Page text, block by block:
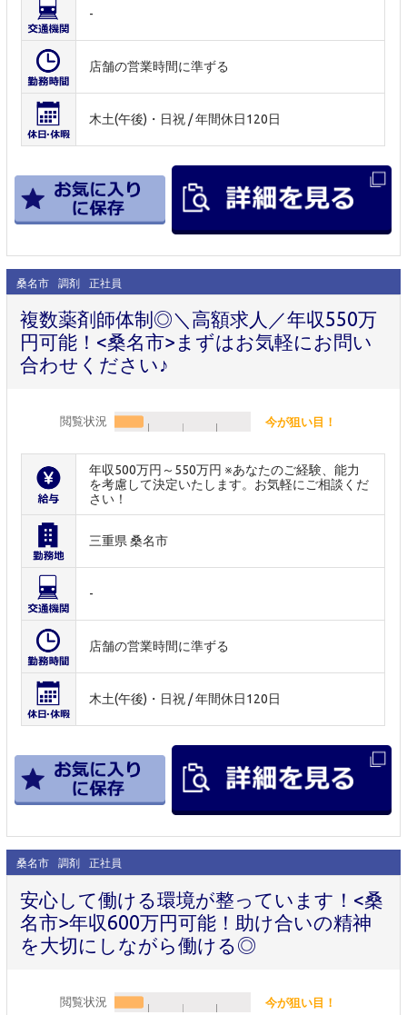
-
店舗の営業時間に準ずる
木土(午後)・日祝 / 年間休日120日
桑名市 調剤 正社員
複数薬剤師体制◎＼高額求人／年収550万
円可能！<桑名市>まずはお気軽にお問い
合わせください♪
閲覧状況 今が狙い目！
年収500万円～550万円 ※あなたのご経験、能力
を考慮して決定いたします。お気軽にご相談くだ
さい！
三重県 桑名市
-
店舗の営業時間に準ずる
木土(午後)・日祝 / 年間休日120日
桑名市 調剤 正社員
安心して働ける環境が整っています！<桑
名市>年収600万円可能！助け合いの精神
を大切にしながら働ける◎
閲覧状況 今が狙い目！